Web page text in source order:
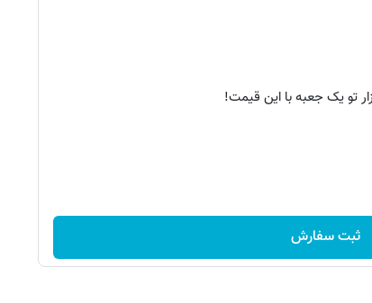
تو یک جعبه با این قیمت!
ثبت سفارش